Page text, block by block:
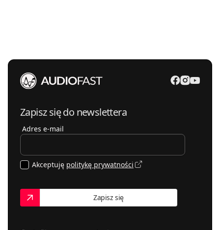
Zapisz się do newslettera
Adres e-mail
Akceptuję politykę prywatności
Zapisz się